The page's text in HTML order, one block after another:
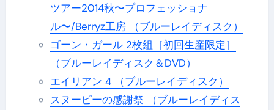
ツアー2014秋〜プロフェッショナ
ル〜/Berryz工房 （ブルーレイディスク）
ゴーン・ガール 2枚組［初回生産限定］
（ブルーレイディスク＆DVD）
エイリアン 4 （ブルーレイディスク）
スヌーピーの感謝祭 （ブルーレイディス